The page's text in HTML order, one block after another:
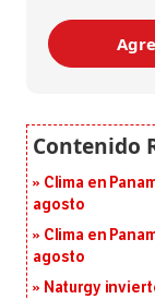
Clima en
agosto
Clima en
agosto
Naturgy